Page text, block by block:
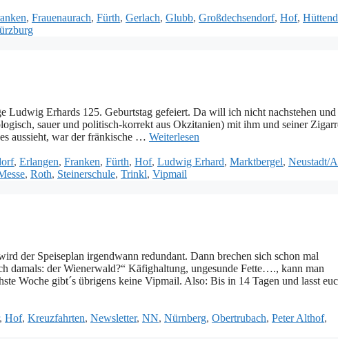
, Frauenaurach, Fürth, Gerlach, Glubb, Großdechsendorf, Hof,
Ludwig Erhards 125. Geburtstag gefeiert. Da will ich nicht nachstehen
sauer und politisch-korrekt aus Okzitanien) mit ihm und seiner
aussieht, war der fränkische … Weiterlesen
, Erlangen, Franken, Fürth, Hof, Ludwig Erhard, Marktbergel, Neustadt/
, Roth, Steinerschule, Trinkl, Vipmail
der Speiseplan irgendwann redundant. Dann brechen sich schon mal
damals: der Wienerwald?“ Käfighaltung, ungesunde Fette…., kann man
Woche gibt´s übrigens keine Vipmail. Also: Bis in 14 Tagen und lasst
, Hof, Kreuzfahrten, Newsletter, NN, Nürnberg, Obertrubach, Peter Althof,